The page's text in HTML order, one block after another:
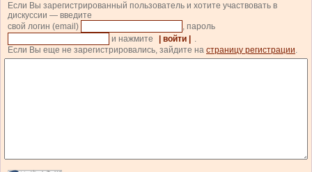
Если Вы зарегистрированный пользователь и хотите участвовать в
дискуссии — введите
свой логин (email)
, пароль
и нажмите
| войти |
.
Если Вы еще не зарегистрировались, зайдите на страницу регистрации.